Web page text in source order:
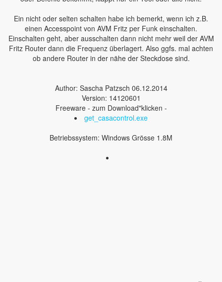
Ein nicht oder selten schalten habe ich bemerkt, wenn ich z.B.
einen Accesspoint von AVM Fritz per Funk einschalten.
Einschalten geht, aber ausschalten dann nicht mehr weil der AVM
Fritz Router dann die Frequenz überlagert. Also ggfs. mal achten
ob andere Router in der nähe der Steckdose sind.
Author: Sascha Patzsch 06.12.2014
Version: 14120601
Freeware - zum Download"klicken -
get_casacontrol.exe
Betriebssystem: Windows Grösse 1.8M